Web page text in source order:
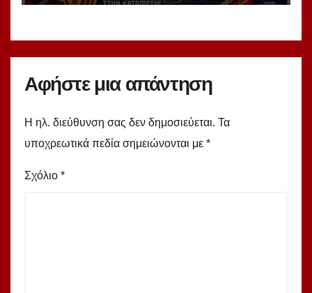
Αφήστε μια απάντηση
Η ηλ. διεύθυνση σας δεν δημοσιεύεται. Τα
υποχρεωτικά πεδία σημειώνονται με *
Σχόλιο *